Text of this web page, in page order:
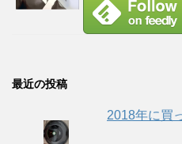
最近の投稿
2018年に買